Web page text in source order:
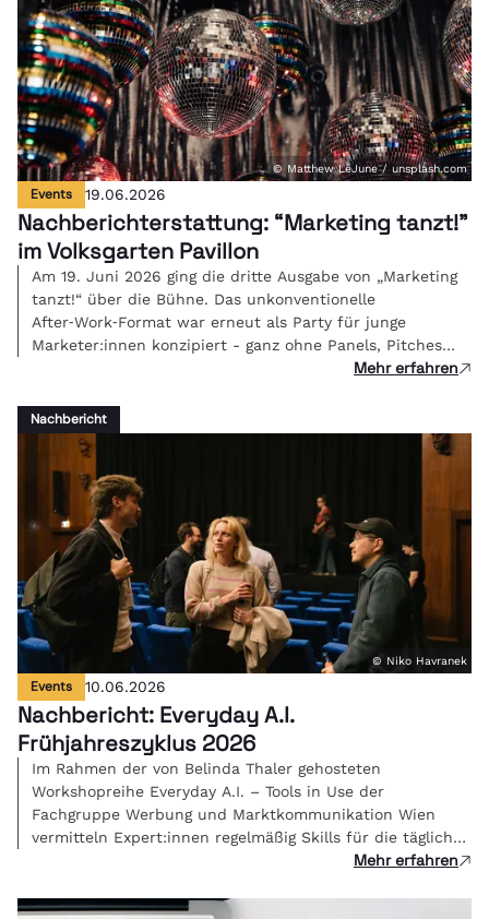
© Matthew LeJune / unsplash.com
Events 19.06.2026
Nachberichterstattung: “Marketing tanzt!"
im Volksgarten Pavillon
Am 19. Juni 2026 ging die dritte Ausgabe von „Marketing
tanzt!“ über die Bühne. Das unkonventionelle
After‑Work‑Format war erneut als Party für junge
Marketer:innen konzipiert - ganz ohne Panels, Pitches
oder PowerPoint, sondern mit Beats, Gesprächen und
Pavillons traf sich die Community, die morgen die
Branche bewegt.
Mehr erfahren
Nachbericht
© Niko Havranek
Events 10.06.2026
Nachbericht: Everyday A.I.
Frühjahreszyklus 2026
Im Rahmen der von Belinda Thaler gehosteten
Workshopreihe Everyday A.I. – Tools in Use der
Fachgruppe Werbung und Marktkommunikation Wien
vermitteln Expert:innen regelmäßig Skills für die tägliche
Mehr erfahren